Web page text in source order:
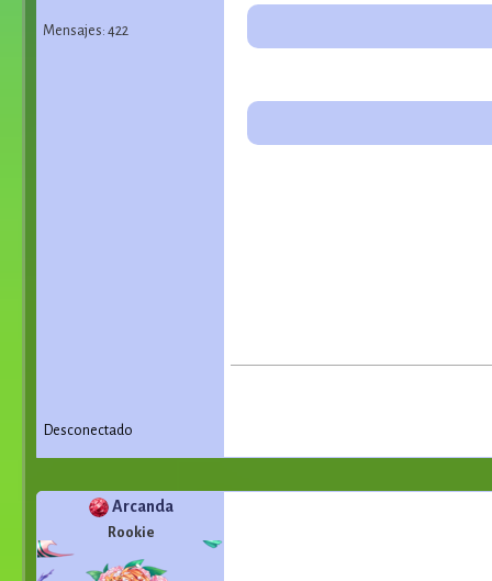
Mensajes: 422
Desconectado
Arcanda
Rookie